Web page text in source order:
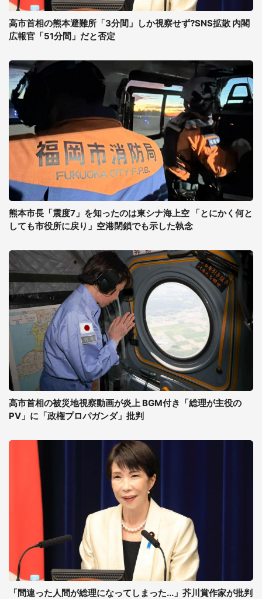
高市首相の熊本避難所「3分間」しか視察せず?SNS拡散 内閣
広報官「51分間」だと否定
熊本市長「震度7」を知ったのは東シナ海上空 「とにかく何と
しても市役所に戻り」空港閉鎖でも示した執念
高市首相の被災地視察動画が炎上 BGM付き「総理が主役の
PV」に「政権プロパガンダ」批判
「間違った人間が総理になってしまった...」芥川賞作家が批判